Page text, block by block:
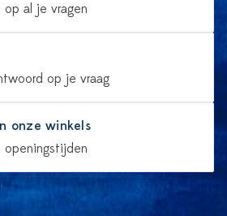
al je vragen
op je vraag
onze winkels
openingstijden